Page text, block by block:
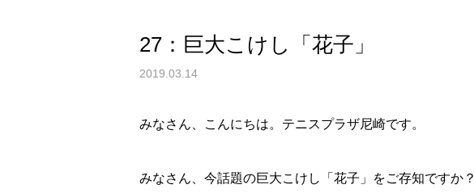
27：巨大こけし「花子」
2019.03.14
みなさん、こんにちは。テニスプラザ尼崎です。
みなさん、今話題の巨大こけし「花子」をご存知ですか？